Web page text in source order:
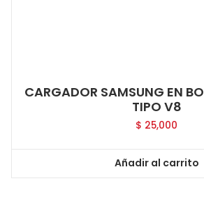
CARGADOR SAMSUNG EN
TIPO V8
$ 25,000
Añadir al carrito